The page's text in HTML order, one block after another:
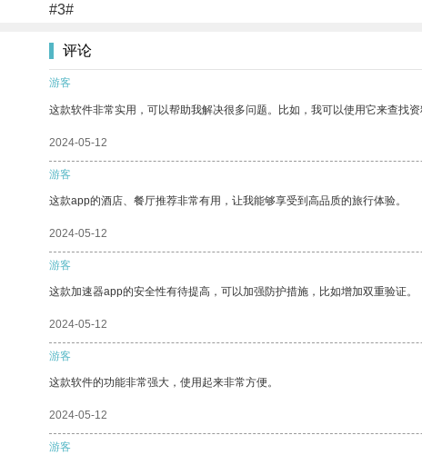
#3#
评论
游客
这款软件非常实用，可以帮助我解决很多问题。比如，我可以使用它来查找资
2024-05-12
游客
这款app的酒店、餐厅推荐非常有用，让我能够享受到高品质的旅行体验。
2024-05-12
游客
这款加速器app的安全性有待提高，可以加强防护措施，比如增加双重验证。
2024-05-12
游客
这款软件的功能非常强大，使用起来非常方便。
2024-05-12
游客